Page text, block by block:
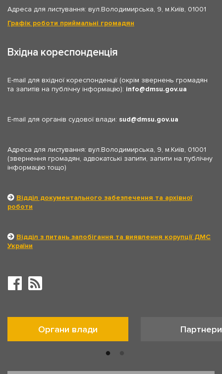
Адреса для листування: вул.Володимирська, 9, м.Київ, 01001
Графік роботи приймальні громадян
Вхідна кореспонденція
E-mail для вхідної кореспонденції (окрім звернень громадян
та запитів на публічну інформацію): info dmsu.gov.ua
E-mail для органів судової влади: sud dmsu.gov.ua
Адреса для листування: вул.Володимирська, 9, м.Київ, 01001
(звернення громадян, адвокатські запити, запити на публічну
інформацію тощо)
Відділ документального забезпечення та архівної
роботи
Відділ з питань запобігання та виявлення корупції ДМС
України
Органи влади Партнери